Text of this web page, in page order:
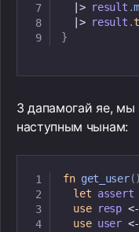
|> result .
|> result .
}
З дапамогай яе,
наступным чынам:
fn get_user()
let assert
use resp <-
use user <-